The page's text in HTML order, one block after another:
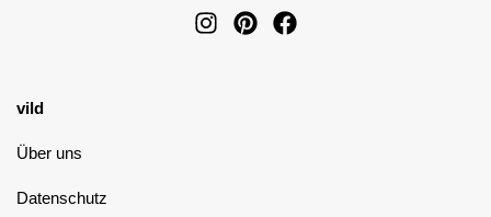
vild
Über uns
Datenschutz